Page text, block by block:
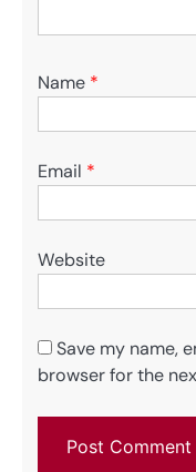
Name *
Email *
Website
Save my name,
browser for the